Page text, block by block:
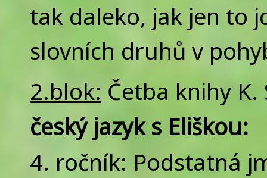
tak daleko, jak jen to
slovních druhů v
2.blok: Četba knihy
český jazyk s Eliškou:
4. ročník: Podstatná